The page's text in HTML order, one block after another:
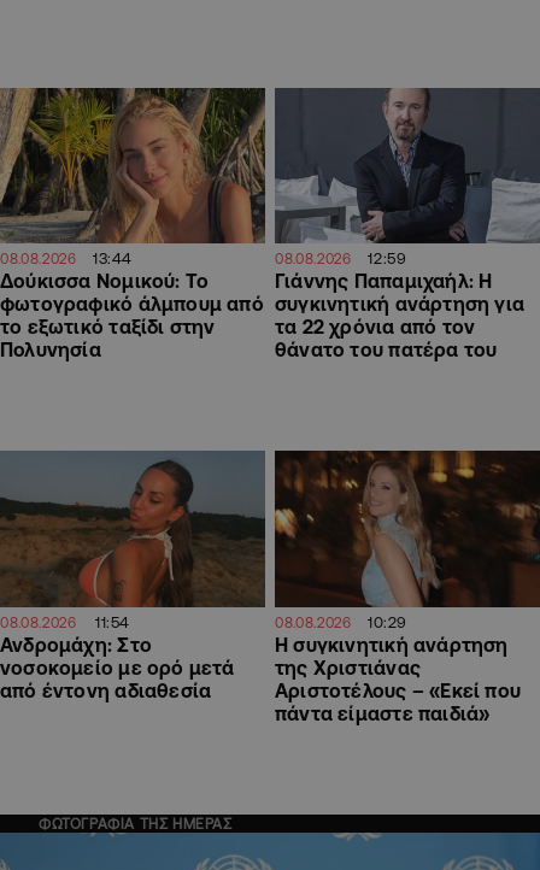
08.08.2026 13:44
Δούκισσα Νομικού: Το
φωτογραφικό άλμπουμ από
το εξωτικό ταξίδι στην
Πολυνησία
08.08.2026 12:59
Γιάννης Παπαμιχαήλ: Η
συγκινητική ανάρτηση για
τα 22 χρόνια από τον
θάνατο του πατέρα του
08.08.2026 11:54
Ανδρομάχη: Στο
νοσοκομείο με ορό μετά
από έντονη αδιαθεσία
08.08.2026 10:29
H συγκινητική ανάρτηση
της Χριστιάνας
Αριστοτέλους – «Εκεί που
πάντα είμαστε παιδιά»
ΦΩΤΟΓΡΑΦΙΑ ΤΗΣ ΗΜΕΡΑΣ